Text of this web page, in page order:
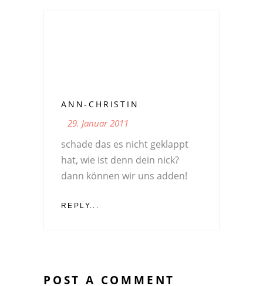
ANN-CHRISTIN
29. Januar 2011
schade das es nicht geklappt
hat, wie ist denn dein nick?
dann können wir uns adden!
REPLY...
POST A COMMENT